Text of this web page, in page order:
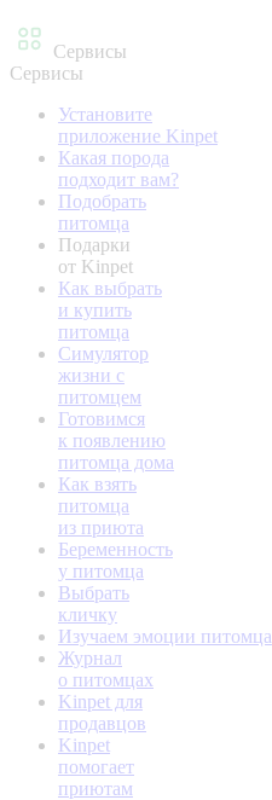
Сервисы
Сервисы
Установите
приложение Kinpet
Какая порода
подходит вам?
Подобрать
питомца
Подарки
от Kinpet
Как выбрать
и купить
питомца
Симулятор
жизни с
питомцем
Готовимся
к появлению
питомца дома
Как взять
питомца
из приюта
Беременность
у питомца
Выбрать
кличку
Изучаем эмоции питомца
Журнал
о питомцах
Kinpet для
продавцов
Kinpet
помогает
приютам